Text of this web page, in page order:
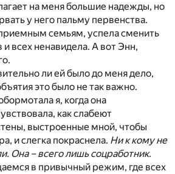
на меня большие надежды, но
у него пальму первенства.
семьям, успела сменить
и всех ненавидела. А вот Энн,
ли ей было до меня дело,
это было не так важно.
я, когда она
как слабеют
выстроенные мной, чтобы
и слегка покраснела. Ни к кому не
Она – всего лишь соцработник.
в привычный режим, где всех